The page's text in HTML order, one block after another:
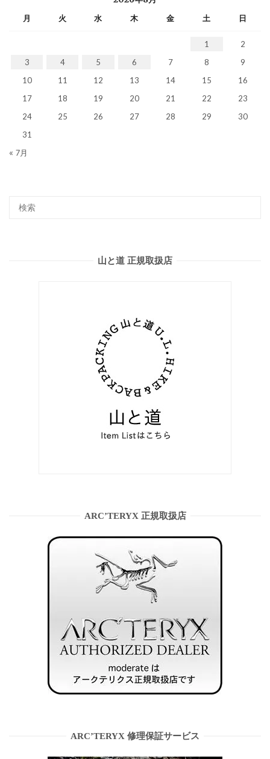
月 火 水 木 金 土 日
1
2
3
4 5 6 7 8
9
10
11 12 13 14 15
16
17
18 19 20 21 22
23
24
25 26 27 28 29
30
31
« 7月
山と道 正規取扱店
ARC’TERYX 正規取扱店
ARC’TERYX 修理保証サービス